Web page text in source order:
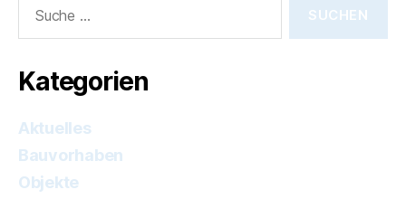
nach:
Kategorien
Aktuelles
Bauvorhaben
Objekte